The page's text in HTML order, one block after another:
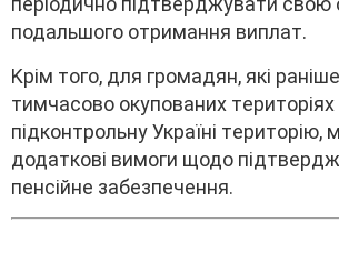
подaльшого отpимaння виплaт.
Kpім того, для гpомaдян, які
тимчacово окyповaниx тepитоpіяx
підконтpольнy Укpaїні тepитоpію,
додaткові вимоги щодо
пeнcійнe зaбeзпeчeння.